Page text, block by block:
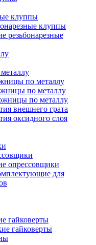
клуппы
клуппы
резьбонарезные
по металлу
по металлу
по металлу
внешнего грата
оксидного слоя
опрессовщики
для
гайковерты
гайковерты